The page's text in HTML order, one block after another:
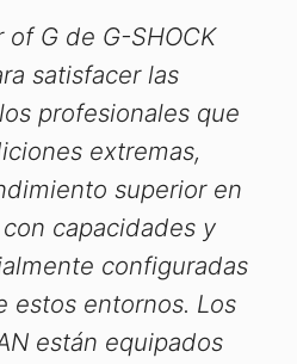
of G de G-SHOCK
satisfacer las
profesionales que
extremas,
superior en
capacidades y
configuradas
estos entornos. Los
están equipados